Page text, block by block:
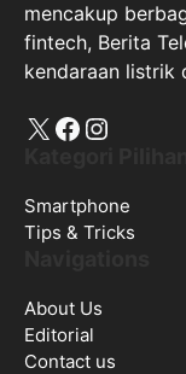
mencakup
fintech, Berita
kendaraan listrik
X Facebook
Smartphone
Tips & Tricks
About Us
Editorial
Contact us